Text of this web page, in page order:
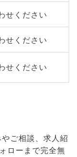
せください
せください
せください
ご相談、求人紹
ローまで完全無